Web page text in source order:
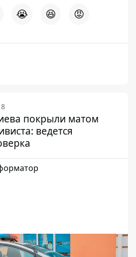
😭 😆 😡
покрыли матом
ведется